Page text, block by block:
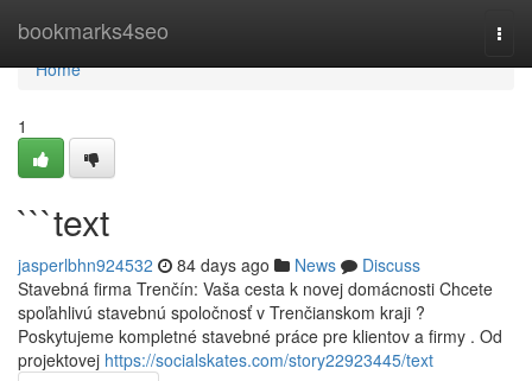
bookmarks4seo
Home
Home
1
```text
jasperlbhn924532 84 days ago News
Discuss
Stavebná firma Trenčín: Vaša cesta k novej domácnosti Chcete
spoľahlivú stavebnú spoločnosť v Trenčianskom kraji ?
Poskytujeme kompletné stavebné práce pre klientov a firmy . Od
projektovej https://socialskates.com/story22923445/text